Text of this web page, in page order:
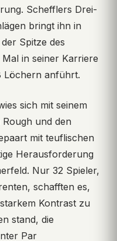
Schefflers Drei-
bringt ihn in
Spitze des
in seiner Karriere
Löchern anführt.
sich mit seinem
und den
mit teuflischen
Herausforderung
Nur 32 Spieler,
schafften es,
Kontrast zu
stand, die
Par